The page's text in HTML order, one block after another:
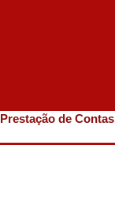
Prestação de Contas